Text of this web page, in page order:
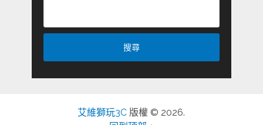
艾維獅玩3C 版權 © 2026.